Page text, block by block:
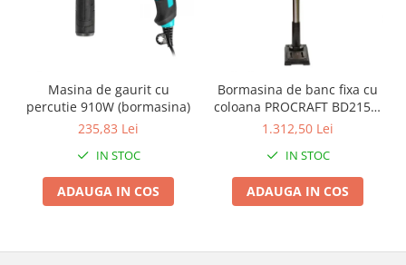
Aragaze, plite, piese butelii de
Butelii
Gratare
Iluminat & electrice
Masina de gaurit cu
percutie 910W (bormasina)
235,83 Lei
IN STOC
ADAUGA IN COS
Bormasina de banc fixa cu
coloana PROCRAFT BD2150,
750 W, 180-2770 rot/min
1.312,50 Lei
IN STOC
ADAUGA IN COS